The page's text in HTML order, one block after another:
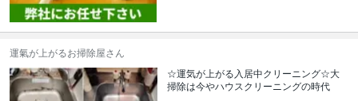
運氣が上がるお掃除屋さん
☆運気が上がる入居中クリーニング☆大
掃除は今やハウスクリーニングの時代